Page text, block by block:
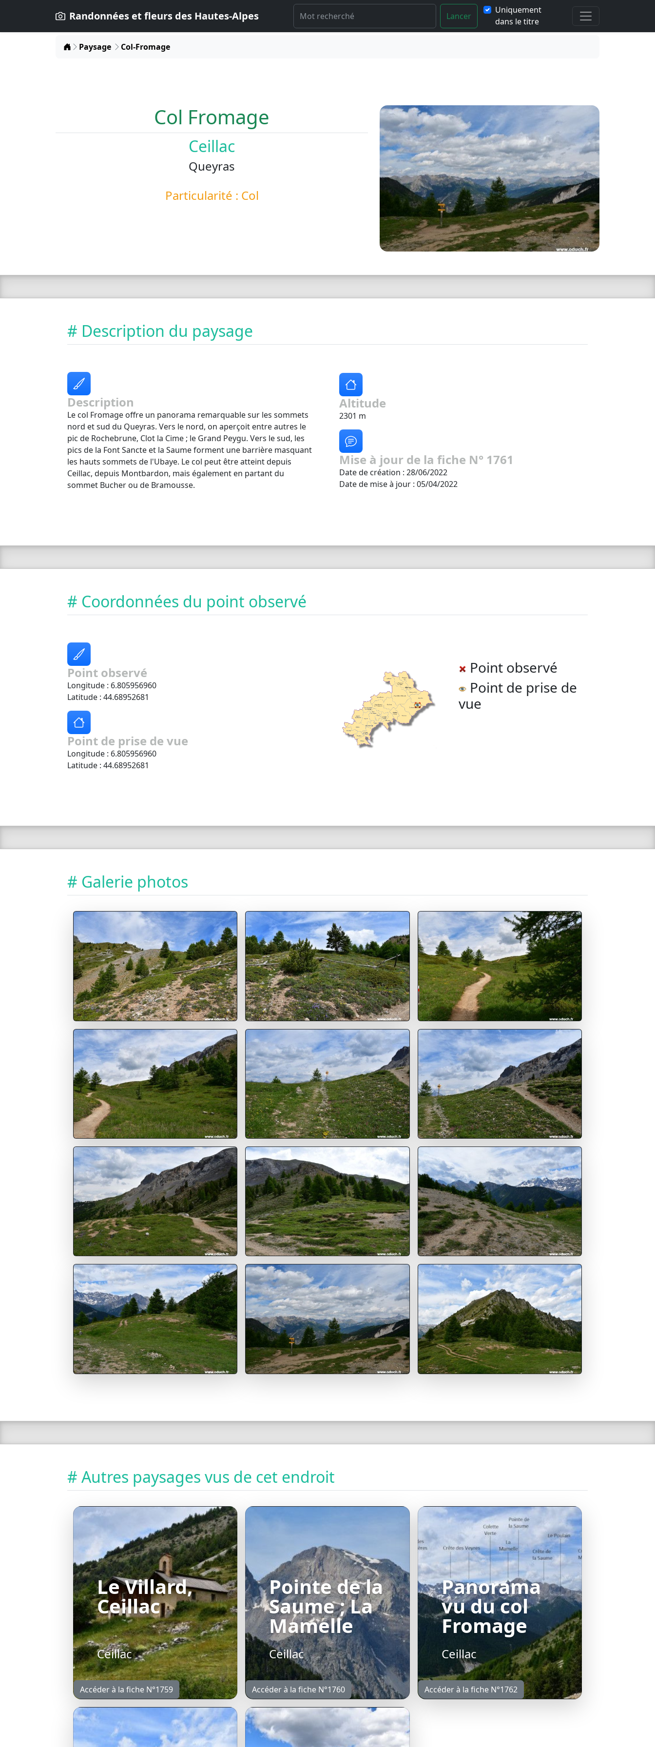
Randonnées et fleurs des Hautes-Alpes Lancer
Uniquement
dans le titre
Home
Paysage Col-Fromage
Col Fromage
Ceillac
Queyras
Particularité : Col
# Description du paysage
Description
Le col Fromage offre un panorama remarquable sur les sommets
nord et sud du Queyras. Vers le nord, on aperçoit entre autres le
pic de Rochebrune, Clot la Cime ; le Grand Peygu. Vers le sud, les
pics de la Font Sancte et la Saume forment une barrière masquant
les hauts sommets de l'Ubaye. Le col peut être atteint depuis
Ceillac, depuis Montbardon, mais également en partant du
sommet Bucher ou de Bramousse.
Altitude
2301 m
Mise à jour de la fiche N° 1761
Date de création : 28/06/2022
Date de mise à jour : 05/04/2022
# Coordonnées du point observé
Point observé
Longitude : 6.805956960
Latitude : 44.68952681
Point de prise de vue
Longitude : 6.805956960
Latitude : 44.68952681
Point observé
Point de prise de
vue
# Galerie photos
# Autres paysages vus de cet endroit
Le Villard,
Ceillac
Ceillac
Accéder à la fiche N°1759
Pointe de la
Saume ; La
Mamelle
Ceillac
Accéder à la fiche N°1760
Panorama
vu du col
Fromage
Ceillac
Accéder à la fiche N°1762